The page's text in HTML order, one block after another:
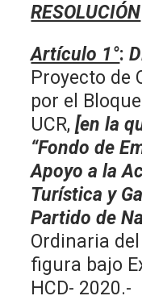
RESOLUCIÓN
Artículo 1°:
Proyecto de
por el
UCR,[en la
“Fondo de
Apoyo a la
Turística y
Partido de
Ordinaria
figura bajo
HCD- 2020.-